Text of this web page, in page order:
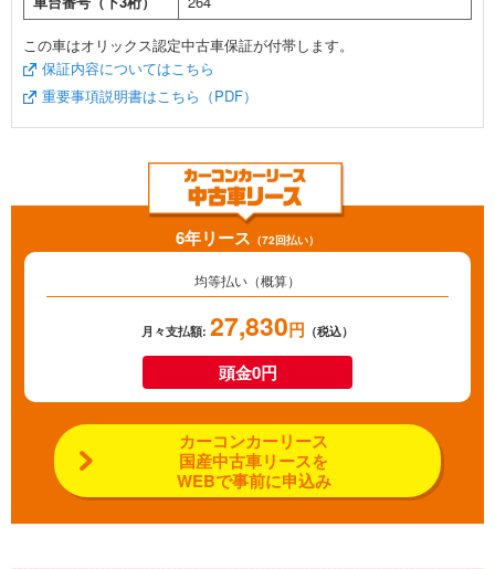
この車はオリックス認定中古車保証が付帯します。
保証内容についてはこちら
重要事項説明書はこちら（PDF）
6年リース （72回払い）
均等払い（概算）
月々支払額: 27,830円 （税込）
頭金0円
カーコンカーリース
国産中古車リースを
WEBで事前に申込み